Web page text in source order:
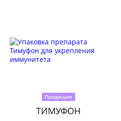
Продукция
ТИМУФОН